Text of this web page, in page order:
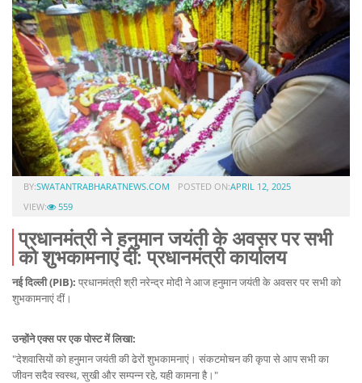
BY:SWATANTRABHARATNEWS.COM POSTED ON:APRIL 12, 2025
VIEW:
559
प्रधानमंत्री ने हनुमान जयंती के अवसर पर सभी
को शुभकामनाएं दी: प्रधानमंत्री कार्यालय
नई दिल्ली (PIB): प्रधानमंत्री श्री नरेन्द्र मोदी ने आज हनुमान जयंती के अवसर पर सभी को
शुभकामनाएं दीं।
उन्होंने एक्स पर एक पोस्ट में लिखा:
"देशवासियों को हनुमान जयंती की ढेरों शुभकामनाएं। संकटमोचन की कृपा से आप सभी का
जीवन सदैव स्वस्थ, सुखी और सम्‍पन्‍न रहे, यही कामना है।"